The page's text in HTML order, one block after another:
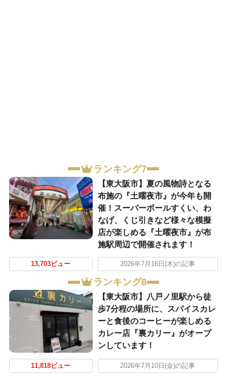
ランキング7
【東大阪市】夏の風物詩となる
布施の『土曜夜市』が今年も開
催！スーパーボールすくい、わ
なげ、くじ引きなど様々な模擬
店が楽しめる『土曜夜市』が布
施駅周辺で開催されます！
13,703ビュー 2026年7月16日(木)の記事
ランキング8
【東大阪市】八戸ノ里駅から徒
歩7分程の場所に、スパイスカレ
ーと食後のコーヒーが楽しめる
カレー店『裏カリー』がオープ
ンしています！
11,818ビュー 2026年7月10日(金)の記事